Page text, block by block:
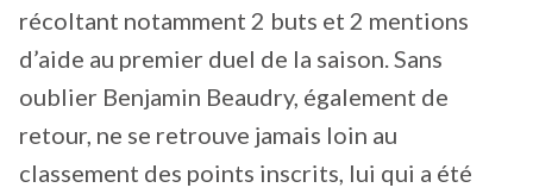
récoltant notamment 2 buts et 2 mentions
d’aide au premier duel de la saison. Sans
oublier Benjamin Beaudry, également de
retour, ne se retrouve jamais loin au
classement des points inscrits, lui qui a été